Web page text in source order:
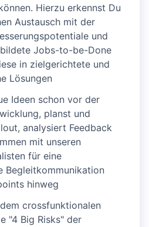
Hierzu erkennst Du
Austausch mit der
und
Jobs-to-be-Done
in zielgerichtete und
Lösungen
Ideen schon vor der
planst und
analysiert Feedback
mit unseren
für eine
Begleitkommunikation
hinweg
crossfunktionalen
"4 Big Risks" der